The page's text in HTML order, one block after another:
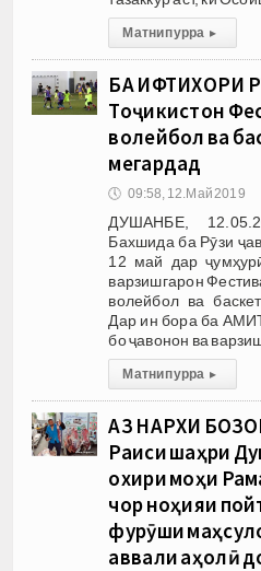
Матни пурра ▸
БА ИФТИХОРИ
Тоҷикистон
волейбол ва
мегардад
🕔 09:58, 12.Май 2019
ДУШАНБЕ,
Бахшида ба Рӯзи
12 май дар
варзишгарон
волейбол ва
Дар ин бора ба
бо ҷавонон ва
Матни пурра ▸
АЗ НАРХИ
Раиси шаҳри
охири моҳи
чор ноҳияи
фурӯши
аввали аҳолӣ